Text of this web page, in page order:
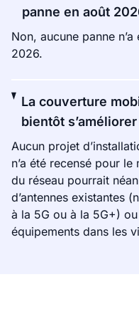
panne en août
Non, aucune panne
2026.
La couverture
bientôt
Aucun projet
n’a été recensé pour le
du réseau pourrait
d’antennes existantes
à la 5G ou à la 5G+)
équipements dans les